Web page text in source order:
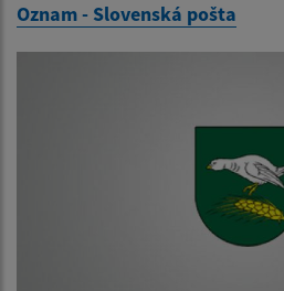
Oznam - Slovenská pošta